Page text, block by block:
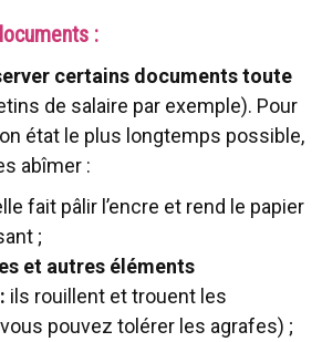
:
certains documents toute
de salaire par exemple). Pour
état le plus longtemps possible,
abîmer :
fait pâlir l’encre et rend le papier
;
et autres éléments
: ils rouillent et trouent les
pouvez tolérer les agrafes) ;